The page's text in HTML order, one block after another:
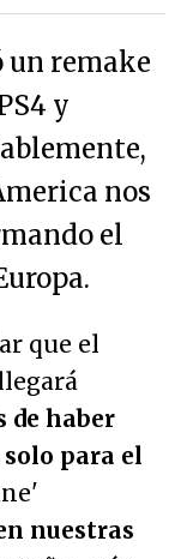
un remake
y
nos
el
que el
de haber
para el
nuestras